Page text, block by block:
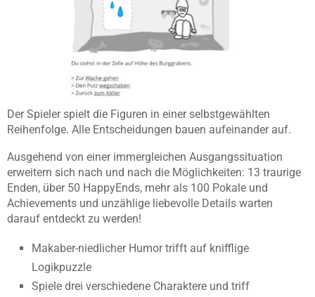
Der Spieler spielt die Figuren in einer selbstgewählten
Reihenfolge. Alle Entscheidungen bauen aufeinander auf.
Ausgehend von einer immergleichen Ausgangssituation
erweitern sich nach und nach die Möglichkeiten: 13 traurige
Enden, über 50 HappyEnds, mehr als 100 Pokale und
Achievements und unzählige liebevolle Details warten
darauf entdeckt zu werden!
Makaber-niedlicher Humor trifft auf knifflige
Logikpuzzle
Spiele drei verschiedene Charaktere und triff